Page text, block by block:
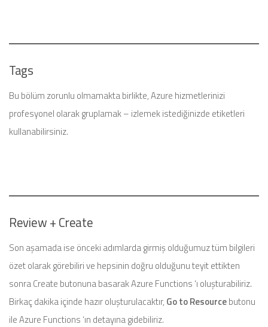
Tags
Bu bölüm zorunlu olmamakta birlikte, Azure hizmetlerinizi
profesyonel olarak gruplamak – izlemek istediğinizde etiketleri
kullanabilirsiniz.
Review + Create
Son aşamada ise önceki adımlarda girmiş olduğumuz tüm bilgileri
özet olarak görebiliri ve hepsinin doğru olduğunu teyit ettikten
sonra Create butonuna basarak Azure Functions ‘ı oluşturabiliriz.
Birkaç dakika içinde hazır oluşturulacaktır, Go to Resourcebutonu
ile Azure Functions ‘ın detayına gidebiliriz.